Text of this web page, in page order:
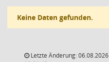
Keine Daten gefunden.
Letzte Änderung: 06.08.2026